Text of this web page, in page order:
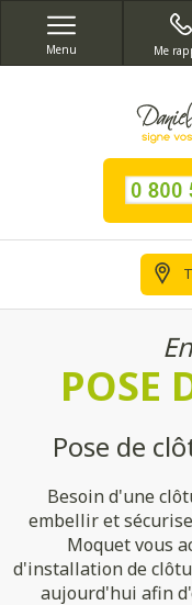
Menu Me
POSE
Pose de
Besoin d'une
embellir et
Moquet vous
d'installation de
aujourd'hui afin